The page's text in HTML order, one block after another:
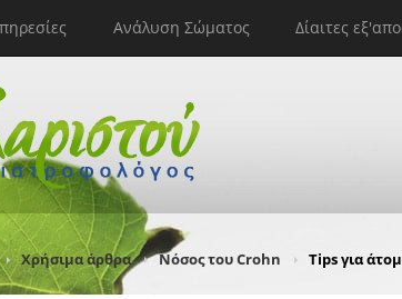
Ανάλυση Σώματος Δίαιτες
Χρήσιμα άρθρα Νόσος του Crohn Tips για